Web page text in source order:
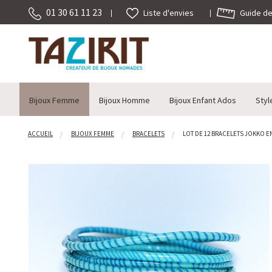
01 30 61 11 23 Liste d'envies Guide
Bijoux Femme Bijoux Homme Bijoux Enfant Ados
ACCUEIL BIJOUX FEMME BRACELETS LOT DE 12 BRACELETS JOKKO